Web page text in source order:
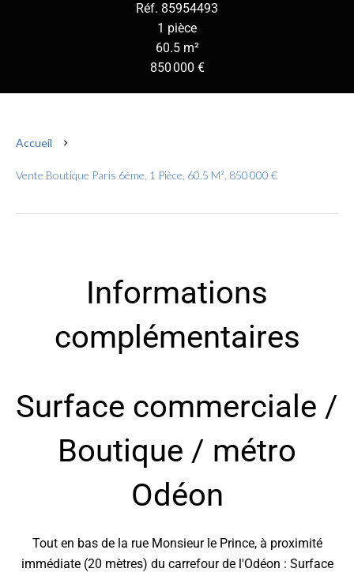
Réf. 85954493
1 pièce
60.5 m²
850 000 €
Accueil
Vente Boutique Paris 6ème, 1 Pièce, 60.5 M², 850 000 €
Informations
complémentaires
Surface commerciale /
Boutique / métro
Odéon
Tout en bas de la rue Monsieur le Prince, à proximité
immédiate (20 mètres) du carrefour de l'Odéon : Surface